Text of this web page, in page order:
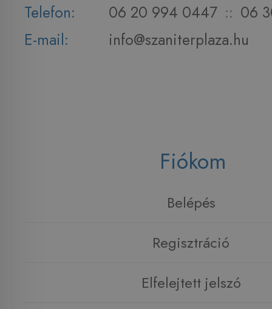
Telefon:
06 20 994 0447 :: 06
E-mail:
info@szaniterplaza.hu
Fiókom
Belépés
Regisztráció
Elfelejtett jelszó